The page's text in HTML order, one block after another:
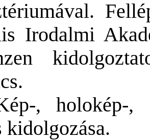
Irodalmi
, holokép-,
kidolgozása.